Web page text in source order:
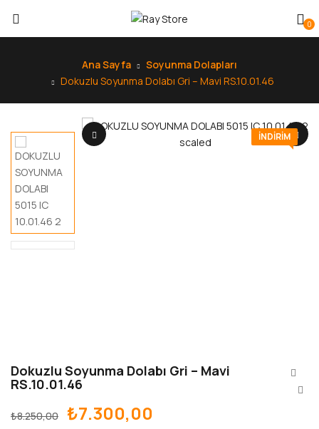
0
Ana Sayfa
Soyunma Dolapları
Dokuzlu Soyunma Dolabı Gri – Mavi RS.10.01.46
INDIRIM
Dokuzlu Soyunma Dolabı Gri – Mavi
RS.10.01.46
₺8.250,00 ₺7.300,00